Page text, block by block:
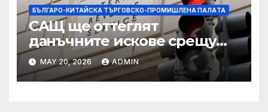
БЪЛГАРО-КИТАЙСКА ТЪРГОВСКО-ПРОМИШЛЕНА ПАЛAТА
САЩ ще оттеглят
данъчните искове срещу
Тръмп „завинаги“ в
сделката за съдебно дело с
IRS
MAY 20, 2026 ADMIN